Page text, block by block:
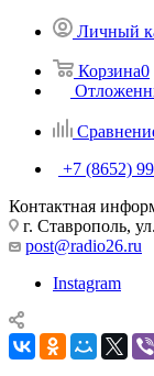
Личный
Корзина0
+7 (8652)
Контактная
г. Ставрополь,
post@radio26.ru
Instagram